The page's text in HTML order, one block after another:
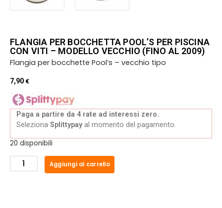
FLANGIA PER BOCCHETTA POOL’S PER PISCINA
CON VITI – MODELLO VECCHIO (FINO AL 2009)
Flangia per bocchette Pool’s – vecchio tipo
7,90€
Paga a partire da 4 rate ad interessi zero.
Seleziona Splittypay al momento del pagamento.
20 disponibili
Aggiungi al carrello